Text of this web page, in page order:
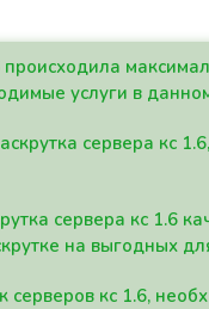
происходила
услуги в
сервера кс
сервера кс 1.6
на выгодных
серверов кс 1.6,